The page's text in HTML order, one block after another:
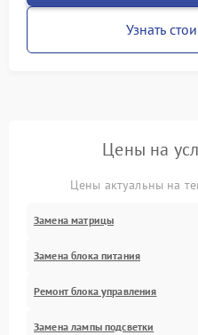
Узнать
Цены на
Цены актуальны на
Замена матрицы
Замена блока питания
Ремонт блока управления
Замена лампы подсветки